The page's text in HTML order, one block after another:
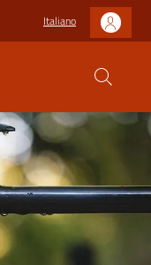
Italiano